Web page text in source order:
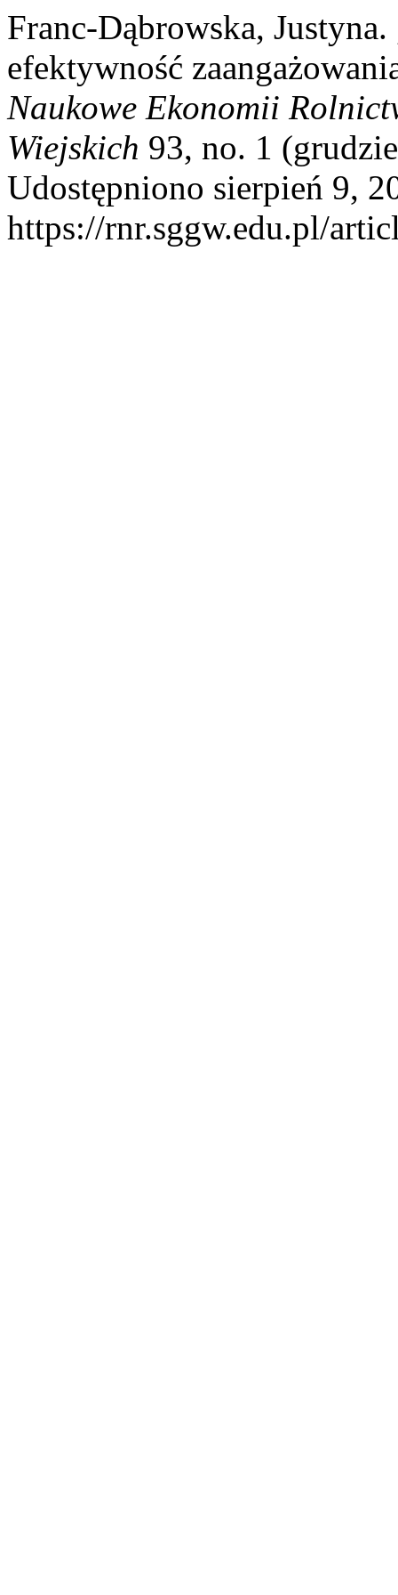
Franc-Dąbrowska,
efektywność
Naukowe Ekonomii
Wiejskich 93, no. 1
Udostępniono sierpień 9,
https://rnr.sggw.edu.pl/